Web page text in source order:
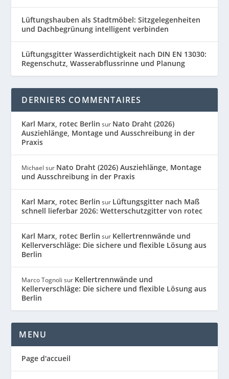
Lüftungshauben als Stadtmöbel: Sitzgelegenheiten
und Dachbegrünung intelligent verbinden
Lüftungsgitter Wasserdichtigkeit nach DIN EN 13030:
Regenschutz, Wasserabflussrinne und Planung
DERNIERS COMMENTAIRES
Karl Marx, rotec Berlin sur Nato Draht (2026)
Ausziehlänge, Montage und Ausschreibung in der
Praxis
Michael sur Nato Draht (2026) Ausziehlänge, Montage
und Ausschreibung in der Praxis
Karl Marx, rotec Berlin sur Lüftungsgitter nach Maß
schnell lieferbar 2026: Wetterschutzgitter von rotec
Karl Marx, rotec Berlin sur Kellertrennwände und
Kellerverschläge: Die sichere und flexible Lösung aus
Berlin
Marco Tognoli sur Kellertrennwände und
Kellerverschläge: Die sichere und flexible Lösung aus
Berlin
MENU
Page d'accueil